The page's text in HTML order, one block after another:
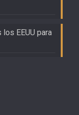
EEUU para